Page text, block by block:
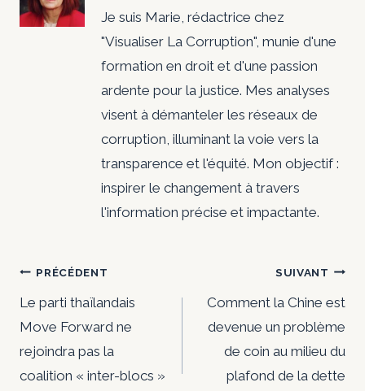
Je suis Marie, rédactrice chez
"Visualiser La Corruption", munie d'une
formation en droit et d'une passion
ardente pour la justice. Mes analyses
visent à démanteler les réseaux de
corruption, illuminant la voie vers la
transparence et l'équité. Mon objectif :
inspirer le changement à travers
l'information précise et impactante.
Navigation
de
l’article
PRÉCÉDENT
Le parti thaïlandais
Move Forward ne
rejoindra pas la
coalition « inter-blocs »
SUIVANT
Comment la Chine est
devenue un problème
de coin au milieu du
plafond de la dette